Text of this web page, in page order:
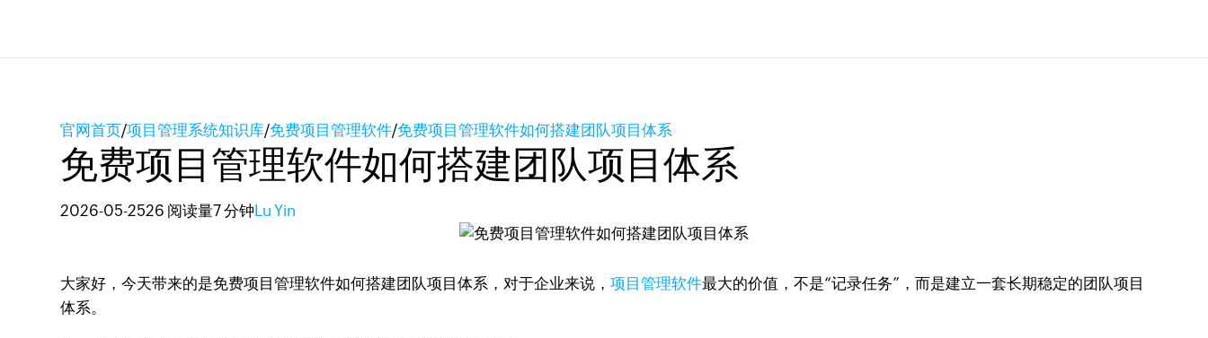
官网首页/项目管理系统知识库/免费项目管理软件/免费项目管理软件如何搭建团队项目体系
免费项目管理软件如何搭建团队项目体系
2026-05-2526 阅读量7 分钟 Lu Yin
大家好，今天带来的是免费项目管理软件如何搭建团队项目体系，对于企业来说，项目管理软件最大的价值，不是“记录任务”，而是建立一套长期稳定的团队项目
体系。